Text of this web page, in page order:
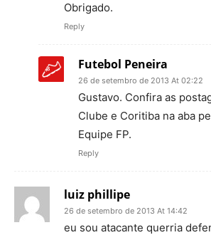
Obrigado.
Reply
Futebol Peneira
26 de setembro de 2013 At 02:22
Gustavo. Confira as
Clube e Coritiba na aba
Equipe FP.
Reply
luiz phillipe
26 de setembro de 2013 At 14:42
eu sou atacante querria